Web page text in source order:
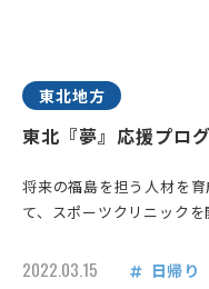
東北地方
東北『夢』応援プ
将来の福島を担う人材を
て、スポーツクリニックを
2022.03.15 日帰り